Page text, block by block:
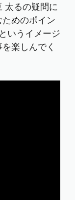
太るの疑問に
めのポイン
いうイメージ
楽しんでく